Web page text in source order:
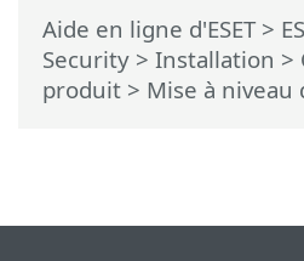
Aide en ligne d'ESET>
Security > Installation >
produit > Mise à